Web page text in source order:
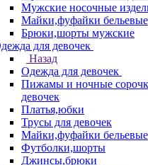
Мужские носочные
Майки,фуфайки бельевые
Брюки,шорты мужские
для девочек
Назад
Одежда для девочек
Пижамы и ночные
девочек
Платья,юбки
Трусы для девочек
Майки,фуфайки бельевые
Футболки,шорты
Джинсы,брюки